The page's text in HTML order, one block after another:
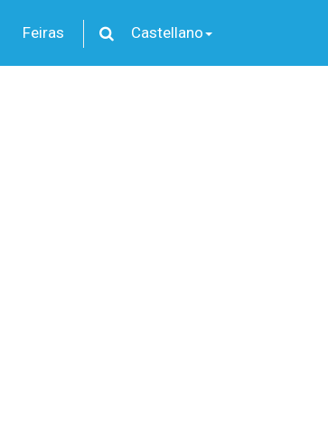
Feiras Castellano